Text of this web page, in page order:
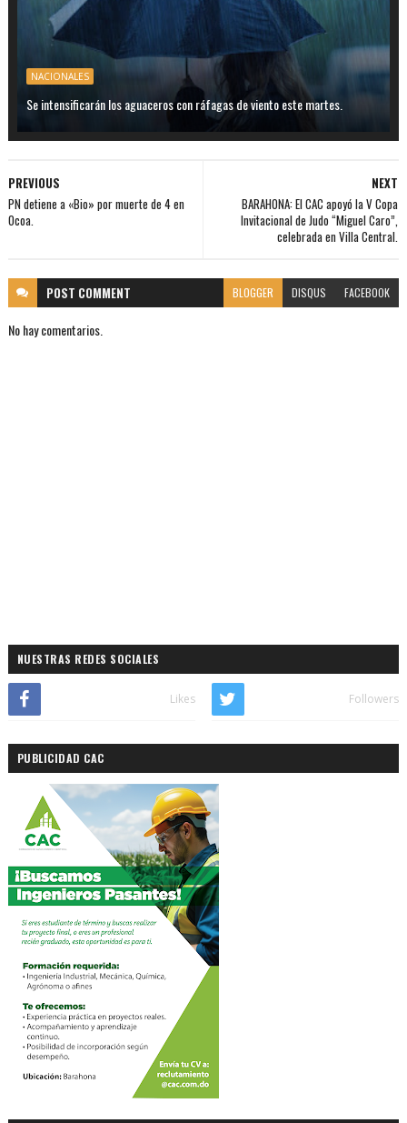
NACIONALES
Se intensificarán los aguaceros con ráfagas de viento este martes.
NEXT
BARAHONA: El CAC apoyó la V Copa
Invitacional de Judo “Miguel Caro”,
celebrada en Villa Central.
PREVIOUS
PN detiene a «Bio» por muerte de 4 en
Ocoa.
POST COMMENT BLOGGER DISQUS FACEBOOK
No hay comentarios.
NUESTRAS REDES SOCIALES
Likes Followers
PUBLICIDAD CAC